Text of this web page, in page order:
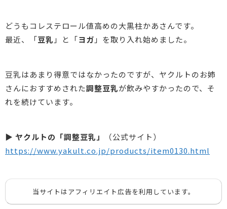
どうもコレステロール値高めの大黒柱かあさんです。
最近、「豆乳 」と「ヨガ 」を取り入れ始めました。
豆乳はあまり得意ではなかったのですが、ヤクルトのお姉
さんにおすすめされた調整豆乳が飲みやすかったので、そ
れを続けています。
▶ ヤクルトの「調整豆乳」
（公式サイト）
https://www.yakult.co.jp/products/item0130.html
当サイトはアフィリエイト広告を利用しています。